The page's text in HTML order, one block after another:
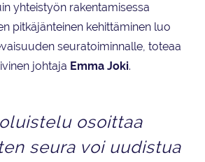
yhteistyön rakentamisessa
pitkäjänteinen kehittäminen luo
seuratoiminnalle, toteaa
johtaja Emma Joki.
osoittaa
seura voi uudistua